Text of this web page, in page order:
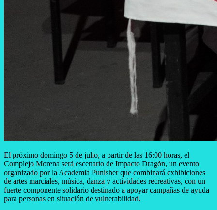
El próximo domingo 5 de julio, a partir de las 16:00 horas, el
Complejo Morena será escenario de Impacto Dragón, un evento
organizado por la Academia Punisher que combinará exhibiciones
de artes marciales, música, danza y actividades recreativas, con un
fuerte componente solidario destinado a apoyar campañas de ayuda
para personas en situación de vulnerabilidad.